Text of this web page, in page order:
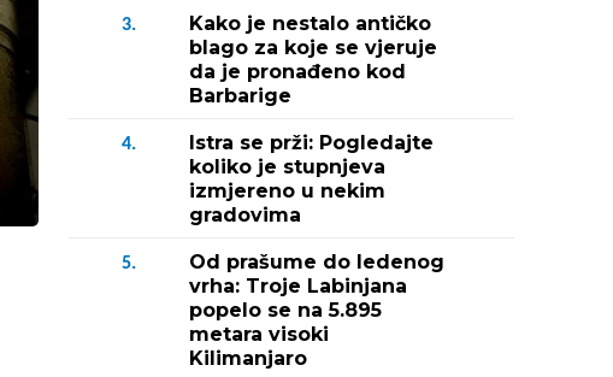
3.
Kako je nestalo antičko
blago za koje se vjeruje
da je pronađeno kod
Barbarige
4.
Istra se prži: Pogledajte
koliko je stupnjeva
izmjereno u nekim
gradovima
5.
Od prašume do ledenog
vrha: Troje Labinjana
popelo se na 5.895
metara visoki
Kilimanjaro